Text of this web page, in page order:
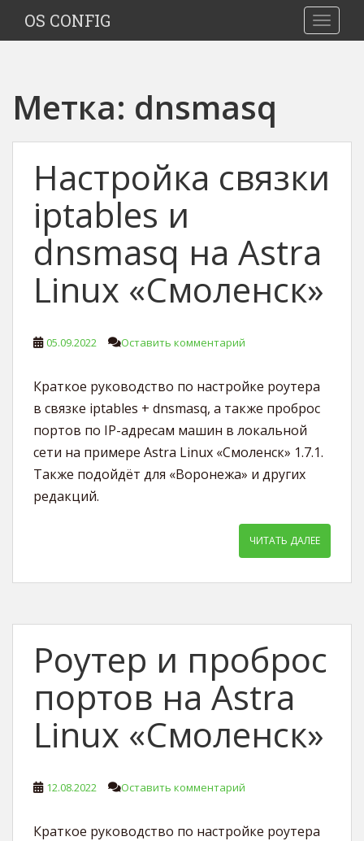
i
OS CONFIG
Метка: dnsmasq
Настройка связки
iptables и
dnsmasq на Astra
Linux «Смоленск»
05.09.2022 Оставить комментарий
Краткое руководство по настройке роутера
в связке iptables + dnsmasq, а также проброс
портов по IP-адресам машин в локальной
сети на примере Astra Linux «Смоленск» 1.7.1.
Также подойдёт для «Воронежа» и других
редакций.
ЧИТАТЬ ДАЛЕЕ
Роутер и проброс
портов на Astra
Linux «Смоленск»
12.08.2022 Оставить комментарий
Краткое руководство по настройке роутера